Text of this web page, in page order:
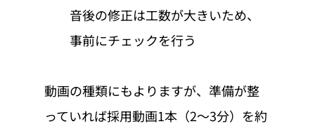
音後の修正は工数が大きいため、
事前にチェックを行う
動画の種類にもよりますが、準備が整
っていれば採用動画1本（2〜3分）を約